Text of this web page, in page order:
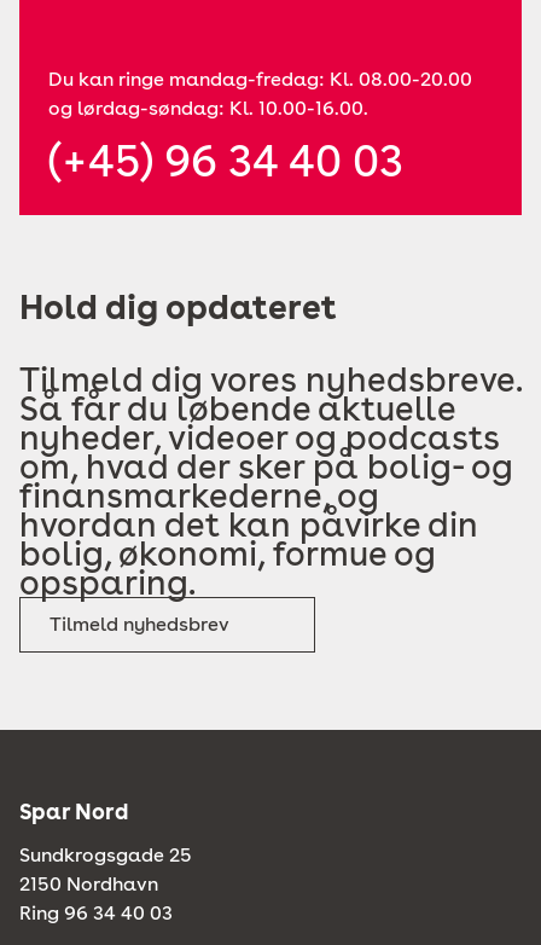
Du kan ringe mandag-fredag: Kl. 08.00-20.00
og lørdag-søndag: Kl. 10.00-16.00.
(+45) 96 34 40 03
Hold dig opdateret
Tilmeld dig vores nyhedsbreve.
Så får du løbende aktuelle
nyheder, videoer og podcasts
om, hvad der sker på bolig- og
finansmarkederne, og
hvordan det kan påvirke din
bolig, økonomi, formue og
opsparing.
Tilmeld nyhedsbrev
Spar Nord
Sundkrogsgade 25
2150 Nordhavn
Ring 96 34 40 03